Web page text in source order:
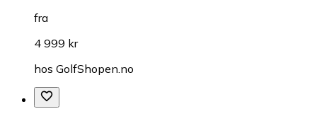
fra
4 999 kr
hos GolfShopen.no